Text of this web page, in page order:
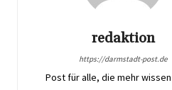
redaktion
https://darmstadt-post.de
Post für alle, die mehr